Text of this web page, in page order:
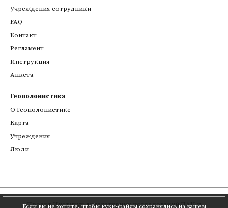
Учреждения-сотрудники
FAQ
Контакт
Регламент
Инструкция
Анкета
Геополонистика
О Геополонистике
Kарта
Учреждения
Люди
ПроектИнститут литературных исследований ПАНи